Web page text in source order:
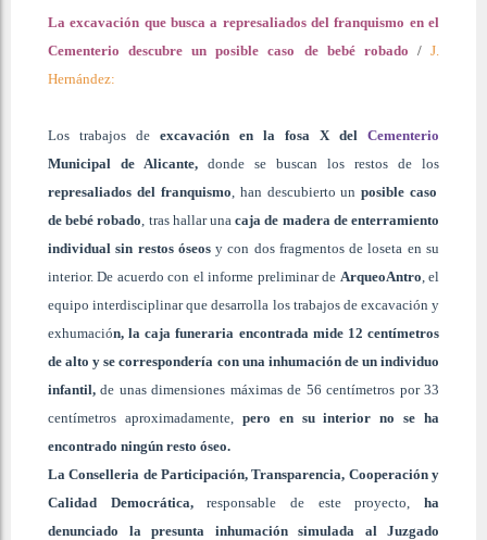
La excavación que busca a represaliados del franquismo en el
Cementerio descubre un posible caso de bebé robado / J.
Hernández:
Los trabajos de excavación en la fosa X del Cementerio
Municipal de Alicante, donde se buscan los restos de los
represaliados del franquismo , han descubierto unposible caso
de bebé robado , tras hallar una caja de madera de enterramiento
individual sin restos óseosy con dos fragmentos de loseta en su
interior. De acuerdo con el informe preliminar de ArqueoAntro , el
equipo interdisciplinar que desarrolla los trabajos de excavación y
exhumación, la caja funeraria encontrada mide 12 centímetros
de alto y se correspondería con una inhumación de un individuo
infantil, de unas dimensiones máximas de 56 centímetros por 33
centímetros aproximadamente, pero en su interior no se ha
encontrado ningún resto óseo.
La Conselleria de Participación, Transparencia, Cooperación y
Calidad Democrática,responsable de este proyecto,ha
denunciado la presunta inhumación simulada al Juzgado